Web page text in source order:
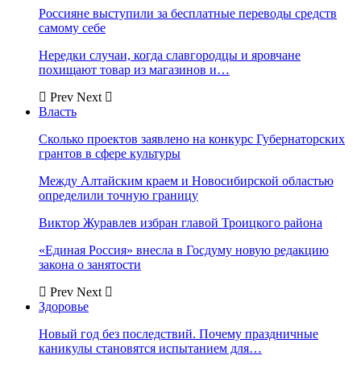
Россияне выступили за бесплатные переводы средств
самому себе
Нередки случаи, когда славгородцы и яровчане
похищают товар из магазинов и…
Prev Next
Власть
Сколько проектов заявлено на конкурс Губернаторских
грантов в сфере культуры
Между Алтайским краем и Новосибирской областью
определили точную границу
Виктор Журавлев избран главой Троицкого района
«Единая Россия» внесла в Госдуму новую редакцию
закона о занятости
Prev Next
Здоровье
Новый год без последствий. Почему праздничные
каникулы становятся испытанием для…